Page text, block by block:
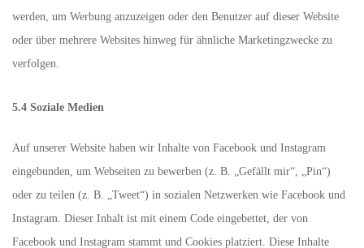
werden, um Werbung anzuzeigen oder den Benutzer auf dieser Website
oder über mehrere Websites hinweg für ähnliche Marketingzwecke zu
verfolgen.
5.4 Soziale Medien
Auf unserer Website haben wir Inhalte von Facebook und Instagram
eingebunden, um Webseiten zu bewerben (z. B. „Gefällt mir“, „Pin“)
oder zu teilen (z. B. „Tweet“) in sozialen Netzwerken wie Facebook und
Instagram. Dieser Inhalt ist mit einem Code eingebettet, der von
Facebook und Instagram stammt und Cookies platziert. Diese Inhalte